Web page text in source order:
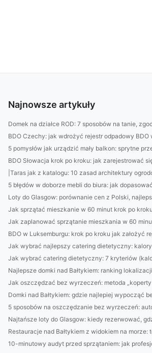
Najnowsze artykuły
Domek na działce ROD: 7 sposobów na tanie,
BDO Czechy: jak wdrożyć rejestr odpadowy BDO
5 pomysłów jak urządzić mały balkon: sprytne
BDO Słowacja krok po kroku: jak zarejestrować
|Taras jak z katalogu: 10 zasad architektury
5 błędów w doborze mebli do biura: jak
Loty do Glasgow: porównanie cen z Polski,
Jak sprzątać mieszkanie w 60 minut krok po
Jak zaplanować sprzątanie mieszkania w 60
BDO w Luksemburgu: krok po kroku jak założyć
Jak wybrać najlepszy catering dietetyczny:
Jak wybrać catering dietetyczny: 7 kryteriów
Najlepsze domki nad Bałtykiem: ranking
Jak oszczędzać bez wyrzeczeń: metoda „koperty
Domki nad Bałtykiem: gdzie najlepiej wypocząć
5 sposobów na oszczędzanie bez wyrzeczeń:
Najtańsze loty do Glasgow: kiedy rezerwować,
Restauracje nad Bałtykiem z widokiem na morze:
10-minutowy audyt przed sprzątaniem: jak